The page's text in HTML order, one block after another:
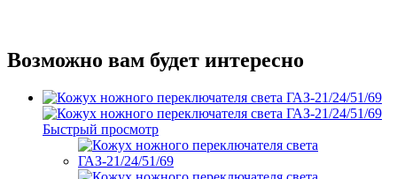
Возможно вам будет интересно
Быстрый просмотр